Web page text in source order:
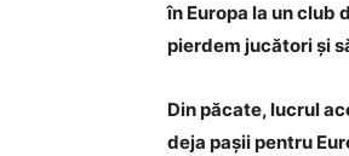
în Europa la un club
pierdem jucători și
Din păcate, lucrul
deja pașii pentru